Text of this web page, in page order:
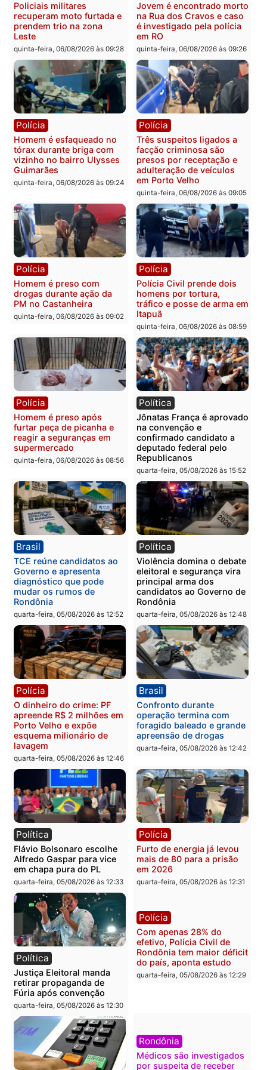
Polícia
Tragédia na BR-364:
colisão entre caminhão e
carro deixa quatro mortos
em Porto Velho
quinta-feira, 06/08/2026 às 20:51
Política
Ministro Dias Tofolli , do
TSE, determina
e processamento da
que pode levar à perda
mandato da prefeita de
Pimenta Bueno
quinta-feira, 06/08/2026 às
Policiais militares
recuperam moto furtada e
prendem trio na zona
Leste
quinta-feira, 06/08/2026 às 09:28
Polícia
Jovem é encontrado
na Rua dos Cravos e
é investigado pela
em RO
quinta-feira, 06/08/2026 às
Polícia
Homem é esfaqueado no
tórax durante briga com
vizinho no bairro Ulysses
Guimarães
quinta-feira, 06/08/2026 às 09:24
Polícia
Três suspeitos ligados a
facção criminosa são
presos por receptação e
adulteração de veículos
em Porto Velho
quinta-feira, 06/08/2026 às
Polícia
Homem é preso com
drogas durante ação da
PM no Castanheira
quinta-feira, 06/08/2026 às 09:02
Polícia
Polícia Civil prende dois
homens por tortura,
tráfico e posse de arma
Itapuã
quinta-feira, 06/08/2026 às
Polícia
Homem é preso após
furtar peça de picanha e
reagir a seguranças em
supermercado
quinta-feira, 06/08/2026 às 08:56
Política
Jônatas França é
na convenção e
confirmado candidato a
deputado federal pelo
Republicanos
quarta-feira, 05/08/2026 às
Brasil
TCE reúne candidatos ao
Governo e apresenta
diagnóstico que pode
mudar os rumos de
Rondônia
quarta-feira, 05/08/2026 às 12:52
Política
Violência domina o
eleitoral e segurança vira
principal arma dos
candidatos ao Governo
Rondônia
Polícia
O dinheiro do crime: PF
apreende R$ 2 milhões em
Porto Velho e expõe
esquema milionário de
lavagem
quarta-feira, 05/08/2026 às 12:46
Brasil
quarta-feira, 05/08/2026 às